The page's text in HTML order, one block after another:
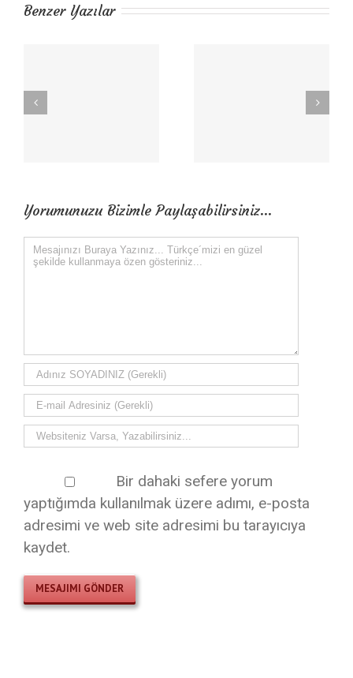
Benzer Yazılar
Yorumunuzu Bizimle Paylaşabilirsiniz...
Comment
Bir dahaki sefere yorum
yaptığımda kullanılmak üzere adımı, e-posta
adresimi ve web site adresimi bu tarayıcıya
kaydet.